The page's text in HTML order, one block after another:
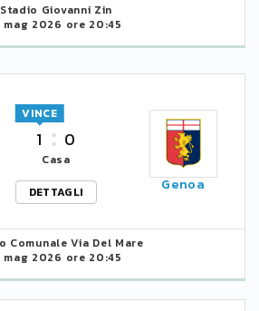
Stadio Giovanni Zin
mag 2026 ore 20:45
1
VINCE
0
Casa
DETTAGLI
Genoa
Comunale Via Del Mare
mag 2026 ore 20:45